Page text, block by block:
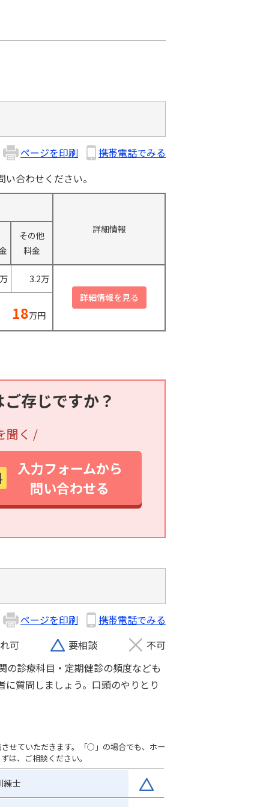
ページを印刷
携帯電話でみる
合わせください。
詳細情報
その他
料金
3.2万
18万円
存じですか？
聞く /
入力フォームから
問い合わせる
ページを印刷
携帯電話でみる
可
要相談
不可
の診療科目・定期健診の頻度なども
質問しましょう。口頭のやりとり
せていただきます。「○」の場合でも、ホー
は、ご相談ください。
練士